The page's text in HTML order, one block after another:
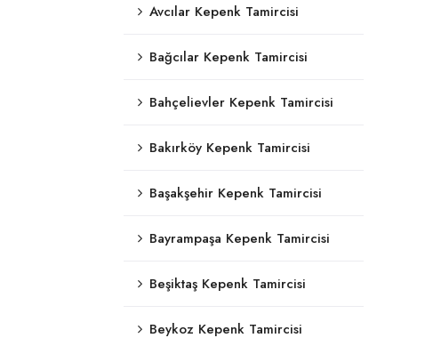
Avcılar Kepenk Tamircisi
Bağcılar Kepenk Tamircisi
Bahçelievler Kepenk Tamircisi
Bakırköy Kepenk Tamircisi
Başakşehir Kepenk Tamircisi
Bayrampaşa Kepenk Tamircisi
Beşiktaş Kepenk Tamircisi
Beykoz Kepenk Tamircisi